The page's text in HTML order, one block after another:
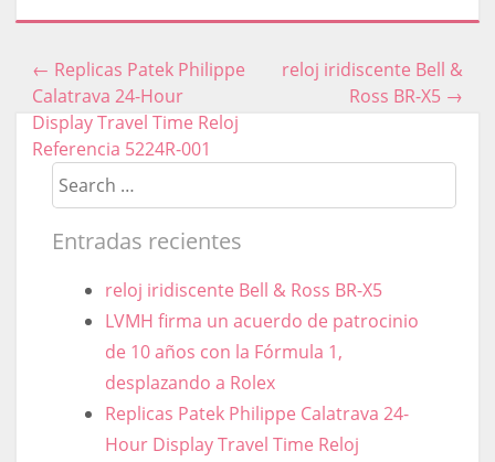
Post navigation
← Replicas Patek Philippe
Calatrava 24-Hour
Display Travel Time Reloj
Referencia 5224R-001
reloj iridiscente Bell &
Ross BR-X5 →
Search
Entradas recientes
reloj iridiscente Bell & Ross BR-X5
LVMH firma un acuerdo de patrocinio
de 10 años con la Fórmula 1,
desplazando a Rolex
Replicas Patek Philippe Calatrava 24-
Hour Display Travel Time Reloj